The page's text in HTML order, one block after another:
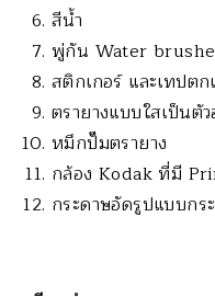
สีน้ำ
พู่กัน Water
สติกเกอร์ และเทปต
ตรายางแบบใสเป็นตั
หมึกปั๊มตรายาง
กล้อง Kodak ที่มี
กระดาษอัดรูปแบบกร